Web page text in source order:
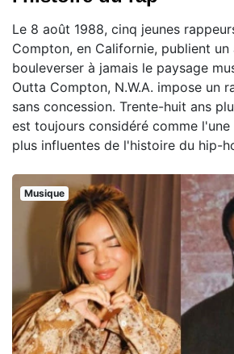
Le 8 août 1988, cinq jeunes
Compton, en Californie, publient un
bouleverser à jamais le paysage
Outta Compton, N.W.A. impose un
sans concession. Trente-huit ans
est toujours considéré comme
plus influentes de l'histoire du hip-
Musique